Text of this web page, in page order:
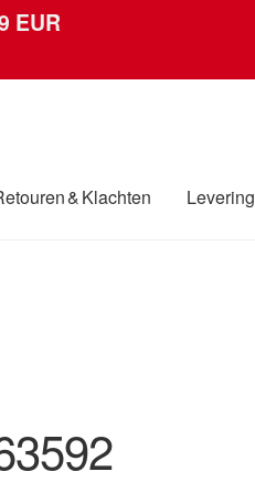
EUR
& Klachten Levering